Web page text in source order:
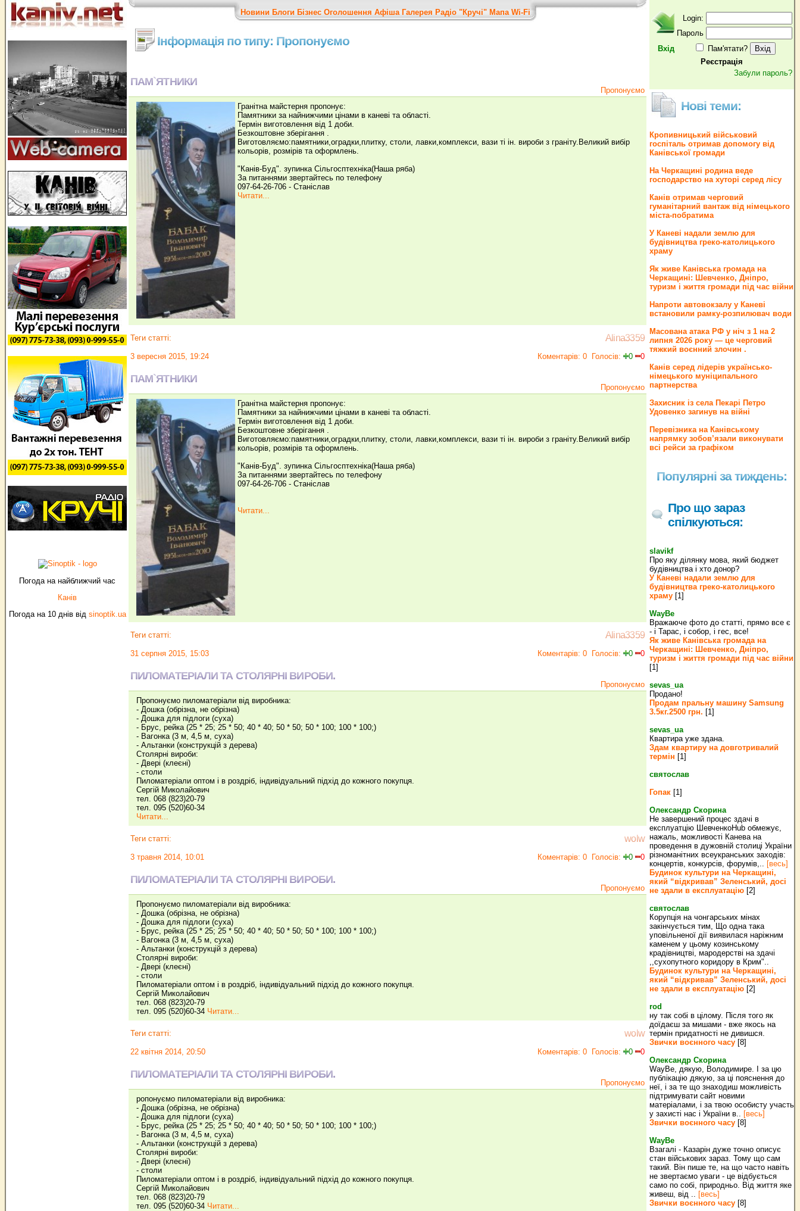
Погода на найближчий час
Канів
Погода на 10 днів від sinoptik.ua
Новини Блоги Бізнес Оголошення Афіша Галерея Радіо "Кручі" Мапа Wi-Fi
Інформація по типу: Пропонуємо
ПАМ`ЯТНИКИ
Пропонуємо
Гранітна майстерня пропонує:
Памятники за найнижчими цінами в каневі та області.
Термін виготовлення від 1 доби.
Безкоштовне зберігання .
Виготовляємо:памятники,оградки,плитку, столи, лавки,комплекси, вази ті ін. вироби з граніту.Великий вибір
кольорів, розмірів та оформлень.
"Канів-Буд". зупинка Сільгосптехніка(Наша ряба)
За питаннями звертайтесь по телефону
097-64-26-706 - Станіслав
Читати...
Теги статті: Alina3359
3 вересня 2015, 19:24 Коментарів: 0 Голосів: 0 0
ПАМ`ЯТНИКИ
Пропонуємо
Гранітна майстерня пропонує:
Памятники за найнижчими цінами в каневі та області.
Термін виготовлення від 1 доби.
Безкоштовне зберігання .
Виготовляємо:памятники,оградки,плитку, столи, лавки,комплекси, вази ті ін. вироби з граніту.Великий вибір
кольорів, розмірів та оформлень.
"Канів-Буд". зупинка Сільгосптехніка(Наша ряба)
За питаннями звертайтесь по телефону
097-64-26-706 - Станіслав
Читати...
Теги статті: Alina3359
31 серпня 2015, 15:03 Коментарів: 0 Голосів: 0 0
ПИЛОМАТЕРІАЛИ ТА СТОЛЯРНІ ВИРОБИ.
Пропонуємо
Пропонуємо пиломатеріали від виробника:
- Дошка (обрізна, не обрізна)
- Дошка для підлоги (суха)
- Брус, рейка (25 * 25; 25 * 50; 40 * 40; 50 * 50; 50 * 100; 100 * 100;)
- Вагонка (3 м, 4,5 м, суха)
- Альтанки (конструкцій з дерева)
Столярні вироби:
- Двері (клеєні)
- столи
Пиломатеріали оптом і в роздріб, індивідуальний підхід до кожного покупця.
Сергій Миколайович
тел. 068 (823)20-79
тел. 095 (520)60-34
Читати...
Теги статті: wolw
3 травня 2014, 10:01 Коментарів: 0 Голосів: 0 0
ПИЛОМАТЕРІАЛИ ТА СТОЛЯРНІ ВИРОБИ.
Пропонуємо
Пропонуємо пиломатеріали від виробника:
- Дошка (обрізна, не обрізна)
- Дошка для підлоги (суха)
- Брус, рейка (25 * 25; 25 * 50; 40 * 40; 50 * 50; 50 * 100; 100 * 100;)
- Вагонка (3 м, 4,5 м, суха)
- Альтанки (конструкцій з дерева)
Столярні вироби:
- Двері (клеєні)
- столи
Пиломатеріали оптом і в роздріб, індивідуальний підхід до кожного покупця.
Сергій Миколайович
тел. 068 (823)20-79
тел. 095 (520)60-34 Читати...
Теги статті: wolw
22 квітня 2014, 20:50 Коментарів: 0 Голосів: 0 0
ПИЛОМАТЕРІАЛИ ТА СТОЛЯРНІ ВИРОБИ.
Пропонуємо
ропонуємо пиломатеріали від виробника:
- Дошка (обрізна, не обрізна)
- Дошка для підлоги (суха)
- Брус, рейка (25 * 25; 25 * 50; 40 * 40; 50 * 50; 50 * 100; 100 * 100;)
- Вагонка (3 м, 4,5 м, суха)
- Альтанки (конструкцій з дерева)
Столярні вироби:
- Двері (клеєні)
- столи
Пиломатеріали оптом і в роздріб, індивідуальний підхід до кожного покупця.
Сергій Миколайович
тел. 068 (823)20-79
тел. 095 (520)60-34 Читати...
Вхід
Login:
Пароль
Пам'ятати?
Реєстрація
Забули пароль?
Нові теми:
Кропивницький військовий
госпіталь отримав допомогу від
Канівської громади
На Черкащині родина веде
господарство на хуторі серед лісу
Канів отримав черговий
гуманітарний вантаж від німецького
міста-побратима
У Каневі надали землю для
будівництва греко‐католицького
храму
Як живе Канівська громада на
Черкащині: Шевченко, Дніпро,
туризм і життя громади під час війни
Напроти автовокзалу у Каневі
встановили рамку-розпилювач води
Масована атака РФ у ніч з 1 на 2
липня 2026 року — це черговий
тяжкий воєнний злочин .
Канів серед лідерів українсько-
німецького муніципального
партнерства
Захисник із села Пекарі Петро
Удовенко загинув на війні
Перевізника на Канівському
напрямку зобов’язали виконувати
всі рейси за графіком
Популярні за тиждень:
Про що зараз
спілкуються:
slavikf
Про яку ділянку мова, який бюджет
будівництва і хто донор?
У Каневі надали землю для
будівництва греко‐католицького
храму [1]
WayBe
Вражаюче фото до статті, прямо все є
- і Тарас, і собор, і гес, все!
Як живе Канівська громада на
Черкащині: Шевченко, Дніпро,
туризм і життя громади під час війни
[1]
sevas_ua
Продано!
Продам пральну машину Samsung
3.5кг.2500 грн. [1]
sevas_ua
Квартира уже здана.
Здам квартиру на довготривалий
термін [1]
святослав
Гопак [1]
Олександр Скорина
Не завершений процес здачі в
експлуатцію ШевченкоHub обмежує,
нажаль, можливості Канева на
проведення в дужовній столиці України
різноманітних всеукранських заходів:
концертів, конкурсів, форумів,.. [весь]
Будинок культури на Черкащині,
який “відкривав” Зеленський, досі
не здали в експлуатацію [2]
святослав
Корупція на чонгарських мінах
закінчується тим, Що одна така
уповільненої дії виявилася наріжним
каменем у цьому козинському
крадівництві, мародерстві на здачі
,,сухопутного коридору в Крим"..
Будинок культури на Черкащині,
який “відкривав” Зеленський, досі
не здали в експлуатацію [2]
rod
ну так собі в цілому. Після того як
доїдаєш за мишами - вже якось на
термін придатності не дивишся.
Звички воєнного часу [8]
Олександр Скорина
WayBe, дякую, Володимире. І за цю
публікацію дякую, за ці пояснення до
неї, і за те що знаходиш можливість
підтримувати сайт новими
матеріалами, і за твою особисту участь
у захисті нас і України в.. [весь]
Звички воєнного часу [8]
WayBe
Взагалі - Казарін дуже точно описує
стан військових зараз. Тому що сам
такий. Він пише те, на що часто навіть
не звертаємо уваги - це відбується
само по собі, природньо. Від життя яке
живеш, від .. [весь]
Звички воєнного часу [8]